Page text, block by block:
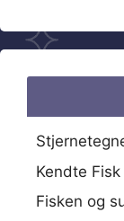
Kendte Fisk
Fisken og